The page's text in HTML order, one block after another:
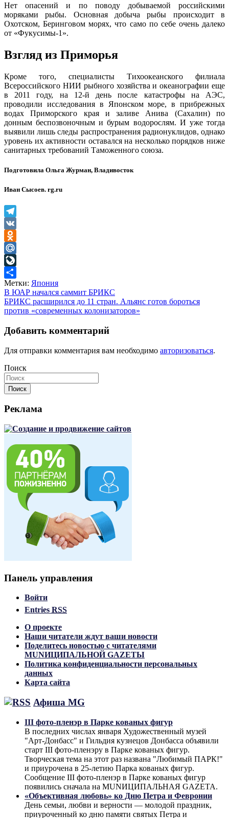
Нет опасений и по поводу добываемой российскими
моряками рыбы. Основная добыча рыбы происходит в
Охотском, Беринговом морях, что само по себе очень далеко
от «Фукусимы-1».
Взгляд из Приморья
Кроме того, специалисты Тихоокеанского филиала
Всероссийского НИИ рыбного хозяйства и океанографии еще
в 2011 году, на 12-й день после катастрофы на АЭС,
проводили исследования в Японском море, в прибрежных
водах Приморского края и заливе Анива (Сахалин) по
донным беспозвоночным и бурым водорослям. И уже тогда
выявили лишь следы распространения радионуклидов, однако
уровень их активности оставался на несколько порядков ниже
санитарных требований Таможенного союза.
Подготовила Ольга Журман, Владивосток
Иван Сысоев. rg.ru
Telegram
VK
Odnoklassniki
Mail.Ru
LiveJournal
Отправить
Метки: Япония
Навигация
по
В ЮАР начался саммит БРИКС
БРИКС расширился до 11 стран. Альянс готов бороться
против «современных колонизаторов»
Добавить комментарий
Для отправки комментария вам необходимо авторизоваться.
Поиск
Поиск
Реклама
Панель управления
Войти
Entries RSS
О проекте
Наши читатели ждут ваши новости
Поделитесь новостью с читателями
MUNИЦИПАЛЬНОЙ GAZЕТЫ
Политика конфиденциальности персональных
данных
Карта сайта
Афиша MG
III фото-пленэр в Парке кованых фигур
В последних числах января Художественный музей
"Арт-Донбасс" и Гильдия кузнецов Донбасса объявили
старт III фото-пленэру в Парке кованых фигур.
Творческая тема на этот раз названа "Любимый ПАРК!"
и приурочена в 25-летию Парка кованых фигур.
Сообщение III фото-пленэр в Парке кованых фигур
появились сначала на MUNИЦИПАЛЬНАЯ GAZЕТА.
«Объективная любовь» ко Дню Петра и Февронии
День семьи, любви и верности — молодой праздник,
приуроченный ко дню памяти святых Петра и